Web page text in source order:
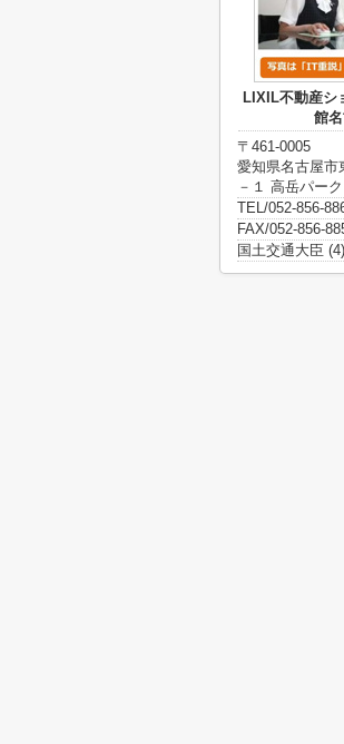
LIXIL不動産シ
館
〒461-0005
愛知県名古屋市
－１ 高岳パー
TEL/052-856-
FAX/052-856-
国土交通大臣